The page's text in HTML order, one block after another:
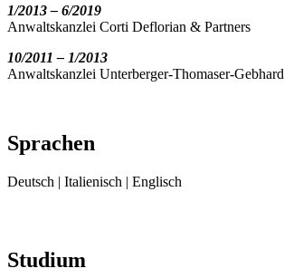
1/2013 – 6/2019
Anwaltskanzlei Corti Deflorian & Partners
10/2011 – 1/2013
Anwaltskanzlei Unterberger-Thomaser-Gebhard
Sprachen
Deutsch | Italienisch | Englisch
Studium